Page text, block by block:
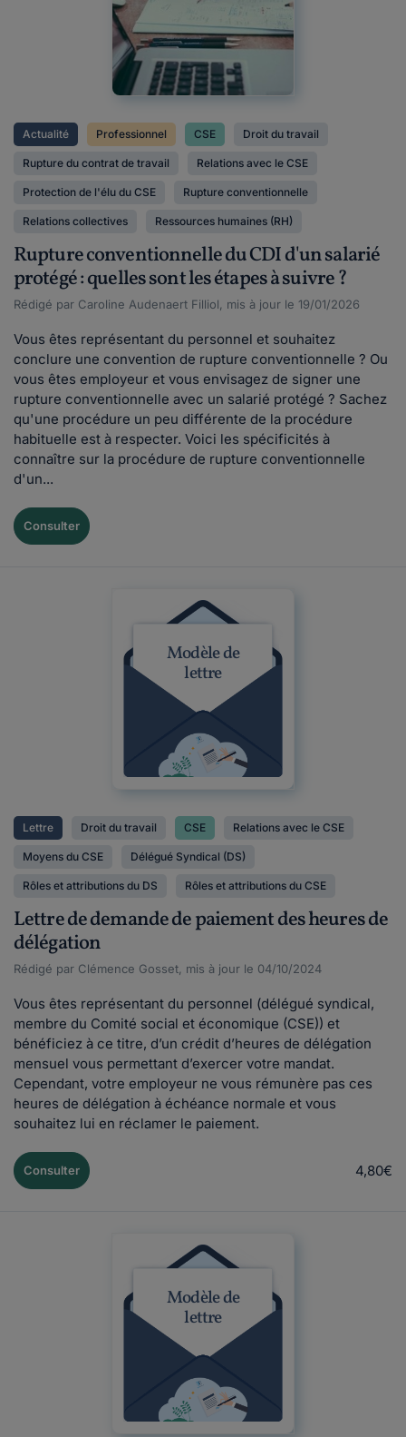
Actualité Professionnel CSE Droit du travail
Rupture du contrat de travail Relations avec le CSE
Protection de l'élu du CSE Rupture conventionnelle
Relations collectives Ressources humaines (RH)
Rupture conventionnelle du CDI d'un salarié
protégé : quelles sont les étapes à suivre ?
Rédigé par Caroline Audenaert Filliol, mis à jour le 19/01/2026
Vous êtes représentant du personnel et souhaitez
conclure une convention de rupture conventionnelle ? Ou
vous êtes employeur et vous envisagez de signer une
rupture conventionnelle avec un salarié protégé ? Sachez
qu'une procédure un peu différente de la procédure
habituelle est à respecter. Voici les spécificités à
connaître sur la procédure de rupture conventionnelle
d'un...
Consulter
Modèle de
lettre
Lettre Droit du travail CSE Relations avec le CSE
Moyens du CSE Délégué Syndical (DS)
Rôles et attributions du DS Rôles et attributions du CSE
Lettre de demande de paiement des heures de
délégation
Rédigé par Clémence Gosset, mis à jour le 04/10/2024
Vous êtes représentant du personnel (délégué syndical,
membre du Comité social et économique (CSE)) et
bénéficiez à ce titre, d’un crédit d’heures de délégation
mensuel vous permettant d’exercer votre mandat.
Cependant, votre employeur ne vous rémunère pas ces
heures de délégation à échéance normale et vous
souhaitez lui en réclamer le paiement.
Consulter 4,80€
Modèle de
lettre